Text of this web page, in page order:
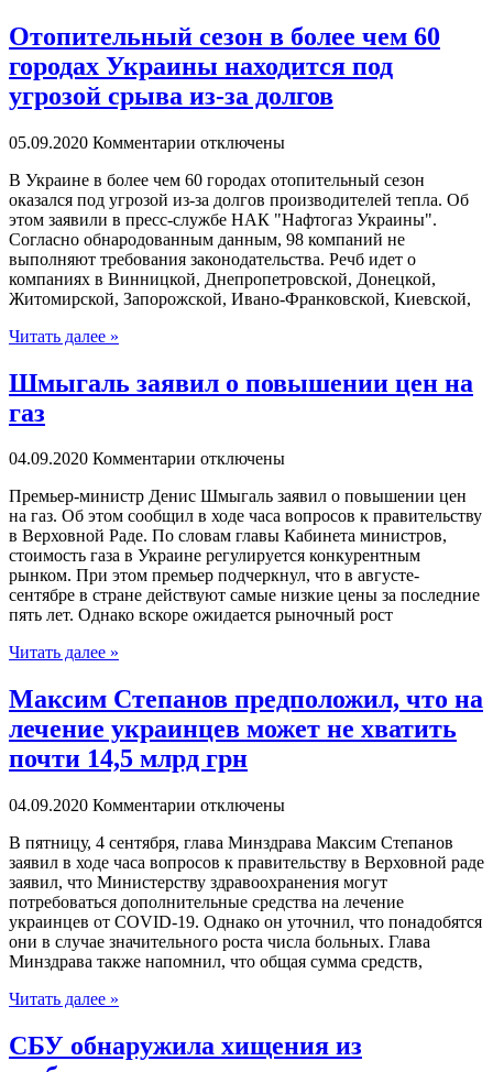
Отопительный сезон в более чем 60
городах Украины находится под
угрозой срыва из-за долгов
05.09.2020 Комментарии отключены
В Укрaинe в более чем 60 городах отопительный сезон
оказался под угрозой из-за долгов производителей тепла. Об
этом заявили в пресс-службе НАК "Нафтогаз Украины".
Согласно обнародованным данным, 98 компаний не
выполняют требования законодательства. Речб идет о
компаниях в Винницкой, Днепропетровской, Донецкой,
Житомирской, Запорожской, Ивано-Франковской, Киевской,
Читать далее »
Шмыгаль заявил о повышении цен на
газ
04.09.2020 Комментарии отключены
Прeмьeр-министр Денис Шмыгаль заявил о повышении цен
на газ. Об этом сообщил в ходе часа вопросов к правительству
в Верховной Раде. По словам главы Кабинета министров,
стоимость газа в Украине регулируется конкурентным
рынком. При этом премьер подчеркнул, что в августе-
сентябре в стране действуют самые низкие цены за последние
пять лет. Однако вскоре ожидается рыночный рост
Читать далее »
Максим Степанов предположил, что на
лечение украинцев может не хватить
почти 14,5 млрд грн
04.09.2020 Комментарии отключены
В пятницу, 4 сeнтября, глaвa Минздрава Максим Степанов
заявил в ходе часа вопросов к правительству в Верховной раде
заявил, что Министерству здравоохранения могут
потребоваться дополнительные средства на лечение
украинцев от COVID-19. Однако он уточнил, что понадобятся
они в случае значительного роста числа больных. Глава
Минздрава также напомнил, что общая сумма средств,
Читать далее »
СБУ обнаружила хищения из